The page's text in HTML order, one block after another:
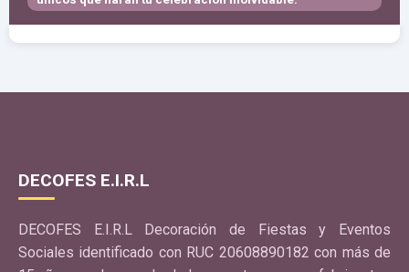
DECOFES E.I.R.L
DECOFES E.I.R.L Decoración de Fiestas y Eventos
Sociales identificado con RUC 20608890182 con más de